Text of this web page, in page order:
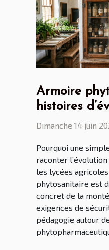
Armoire
histoires
les lycées
Dimanche 14 juin
Pourquoi une
raconter l’évolution
les lycées
phytosanitaire est
concret de la
exigences de
pédagogie autour